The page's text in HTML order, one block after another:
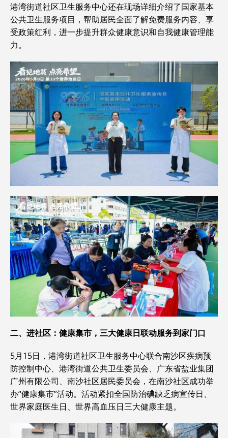
港湾街道社区卫生服务中心还在现场详细介绍了国家基本
公共卫生服务项目，帮助居民全面了解免费服务内容、享
受政策红利，进一步提升群众健康意识和自我健康管理能
力。
二、进社区：健康集市，三大健康日联动服务到家门口
5月15日，港湾街道社区卫生服务中心联合南沙区疾病预
防控制中心、港湾街道公共卫生委员会、广东省盐业集团
广州有限公司、南沙社区居民委员会，在南沙社区成功举
办“健康集市”活动。活动紧扣全国防治碘缺乏病宣传日、
世界家庭医生日、世界高血压日三大健康主题。